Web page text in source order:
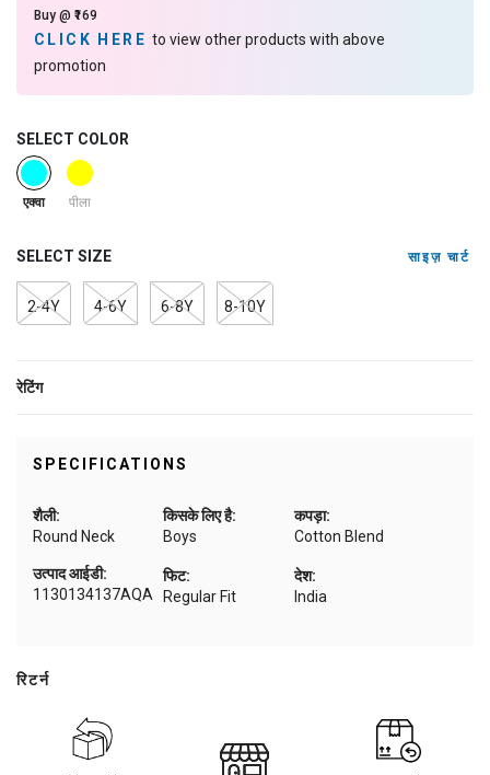
Buy @ ₹169
CLICK HEREto view other products with above
promotion
SELECT COLOR
selected
एक्वा पीला
SELECT SIZE साइज़ चार्ट
2-4Y 4-6Y 6-8Y 8-10Y
रेटिंग
SPECIFICATIONS
शैली:
Round Neck
किसके लिए है:
Boys
कपड़ा:
Cotton Blend
फिट:
Regular Fit
देश:
India
उत्पाद आईडी:
1130134137AQA
रिटर्न